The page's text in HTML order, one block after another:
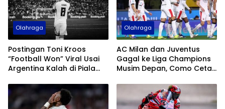
Olahraga
Postingan Toni Kroos
“Football Won” Viral Usai
Argentina Kalah di Piala
Olahraga
AC Milan dan Juventus
Gagal ke Liga Champions
Musim Depan, Como Cetak